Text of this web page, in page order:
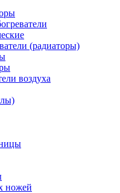
(радиаторы)
воздуха
ножей